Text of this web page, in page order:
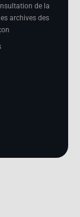
de la
archives des